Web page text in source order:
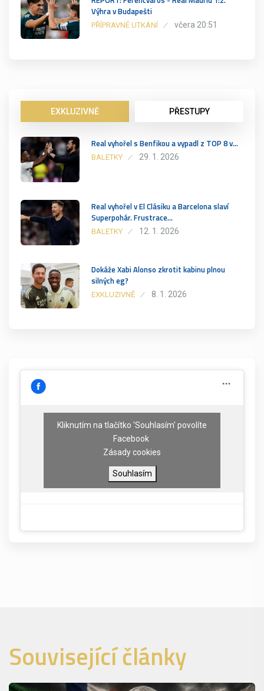
Výhra v Budapešti
PŘÍPRAVNÉ UTKÁNÍ včera 20:51
EXKLUZIVNĚ PŘESTUPY
Real vyhořel s Benfikou a vypadl z TOP 8 v…
BALETKY 29. 1. 2026
Real vyhořel v El Clásiku a Barcelona slaví
Superpohár. Frustrace…
BALETKY 12. 1. 2026
Dokáže Xabi Alonso zkrotit kabinu plnou
silných eg?
EXKLUZIVNĚ 8. 1. 2026
Kliknutím na tlačítko 'Souhlasím' povolíte
Facebook
Zásady cookies
Souhlasím
Související články